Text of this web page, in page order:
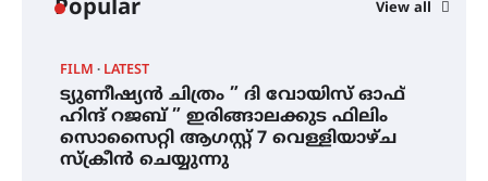
Popular View all
FILM LATEST
ട്യുണീഷ്യൻ ചിത്രം ” ദി വോയിസ് ഓഫ്
ഹിന്ദ് റജബ് ” ഇരിങ്ങാലക്കുട ഫിലിം
സൊസൈറ്റി ആഗസ്റ്റ് 7 വെള്ളിയാഴ്ച
സ്‌ക്രീൻ ചെയ്യുന്നു
സാധ്യത ഇരിങ്ങാലക്കുടയിൽ 4.4
ഐ.ഐ.ടി മദ്രാസ്സിൽ നിന്നും
ഡോക്ടറേറ്റ് – ഇരിങ്ങാലക്കുട
സ്വദേശി ആതിര എം കെ യുടെ
നേട്ടം പ്രതിസന്ധികളോട് പൊരുതി